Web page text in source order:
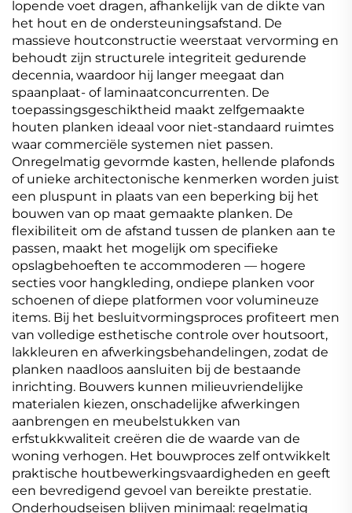
lopende voet dragen, afhankelijk van de dikte van
het hout en de ondersteuningsafstand. De
massieve houtconstructie weerstaat vervorming en
behoudt zijn structurele integriteit gedurende
decennia, waardoor hij langer meegaat dan
spaanplaat- of laminaatconcurrenten. De
toepassingsgeschiktheid maakt zelfgemaakte
houten planken ideaal voor niet-standaard ruimtes
waar commerciële systemen niet passen.
Onregelmatig gevormde kasten, hellende plafonds
of unieke architectonische kenmerken worden juist
een pluspunt in plaats van een beperking bij het
bouwen van op maat gemaakte planken. De
flexibiliteit om de afstand tussen de planken aan te
passen, maakt het mogelijk om specifieke
opslagbehoeften te accommoderen — hogere
secties voor hangkleding, ondiepe planken voor
schoenen of diepe platformen voor volumineuze
items. Bij het besluitvormingsproces profiteert men
van volledige esthetische controle over houtsoort,
lakkleuren en afwerkingsbehandelingen, zodat de
planken naadloos aansluiten bij de bestaande
inrichting. Bouwers kunnen milieuvriendelijke
materialen kiezen, onschadelijke afwerkingen
aanbrengen en meubelstukken van
erfstukkwaliteit creëren die de waarde van de
woning verhogen. Het bouwproces zelf ontwikkelt
praktische houtbewerkingsvaardigheden en geeft
een bevredigend gevoel van bereikte prestatie.
Onderhoudseisen blijven minimaal: regelmatig